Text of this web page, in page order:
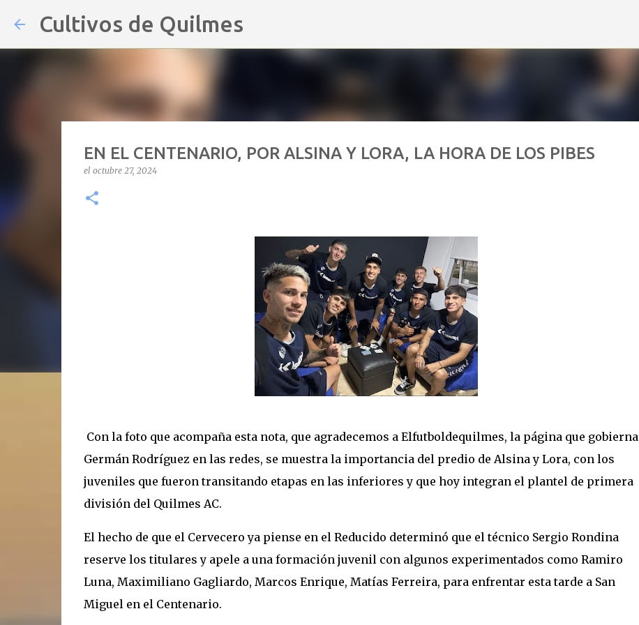
Cultivos de Quilmes
EN EL CENTENARIO, POR ALSINA Y LORA, LA HORA DE LOS PIBES
el octubre 27, 2024
Con la foto que acompaña esta nota, que agradecemos a Elfutboldequilmes, la página que gobierna
Germán Rodríguez en las redes, se muestra la importancia del predio de Alsina y Lora, con los
juveniles que fueron transitando etapas en las inferiores y que hoy integran el plantel de primera
división del Quilmes AC.
El hecho de que el Cervecero ya piense en el Reducido determinó que el técnico Sergio Rondina
reserve los titulares y apele a una formación juvenil con algunos experimentados como Ramiro
Luna, Maximiliano Gagliardo, Marcos Enrique, Matías Ferreira, para enfrentar esta tarde a San
Miguel en el Centenario.